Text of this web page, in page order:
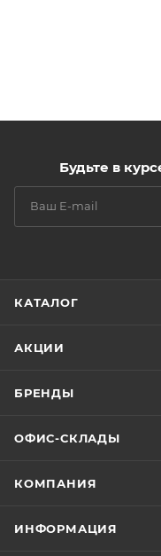
Будьте в
КАТАЛОГ
АКЦИИ
БРЕНДЫ
ОФИС-СКЛАДЫ
КОМПАНИЯ
ИНФОРМАЦИЯ